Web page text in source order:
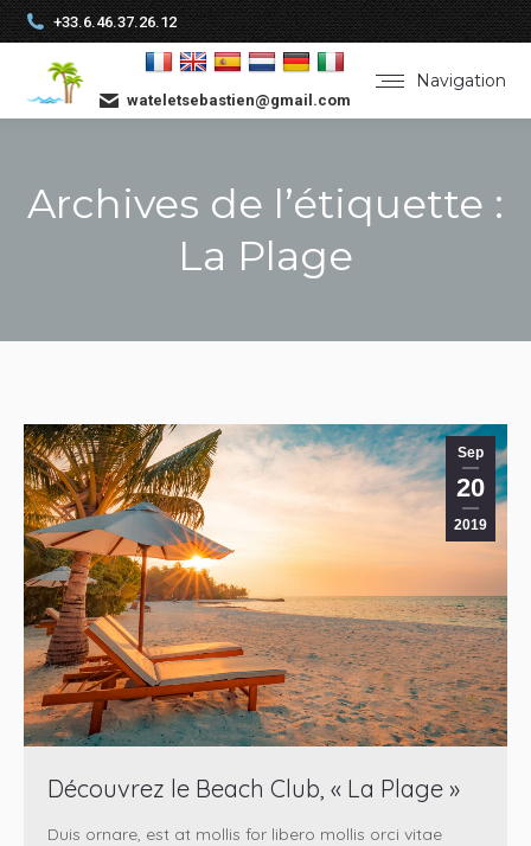
+33.6.46.37.26.12
Navigation
wateletsebastien@gmail.com
Archives de l’étiquette :
La Plage
Sep
20
2019
Découvrez le Beach Club, « La Plage »
Duis ornare, est at mollis for libero mollis orci vitae